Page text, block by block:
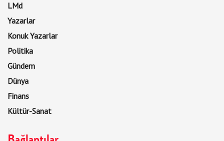
LMd
Yazarlar
Konuk Yazarlar
Politika
Gündem
Dünya
Finans
Kültür-Sanat